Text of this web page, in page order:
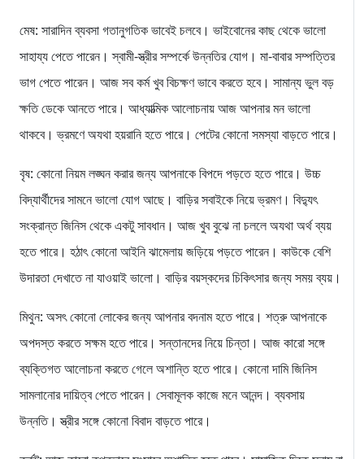
মেষ: সারাদিন ব্যবসা গতানুগতিক ভাবেই চলবে। ভাইবোনের কাছ থেকে ভালো
সাহায্য পেতে পারেন। স্বামী-স্ত্রীর সম্পর্কে উন্নতির যোগ। মা-বাবার সম্পত্তির
ভাগ পেতে পারেন। আজ সব কর্ম খুব বিচক্ষণ ভাবে করতে হবে। সামান্য ভুল বড়
ক্ষতি ডেকে আনতে পারে। আধ্যাত্মিক আলোচনায় আজ আপনার মন ভালো
থাকবে। ভ্রমণে অযথা হয়রানি হতে পারে। পেটের কোনো সমস্যা বাড়তে পারে।
বৃষ: কোনো নিয়ম লঙ্ঘন করার জন্য আপনাকে বিপদে পড়তে হতে পারে। উচ্চ
বিদ্যার্থীদের সামনে ভালো যোগ আছে। বাড়ির সবাইকে নিয়ে ভ্রমণ। বিদ্যুৎ
সংক্রান্ত জিনিস থেকে একটু সাবধান। আজ খুব বুঝে না চললে অযথা অর্থ ব্যয়
হতে পারে। হঠাৎ কোনো আইনি ঝামেলায় জড়িয়ে পড়তে পারেন। কাউকে বেশি
উদারতা দেখাতে না যাওয়াই ভালো। বাড়ির বয়স্কদের চিকিৎসার জন্য সময় ব্যয়।
মিথুন: অসৎ কোনো লোকের জন্য আপনার বদনাম হতে পারে। শত্রু আপনাকে
অপদস্ত করতে সক্ষম হতে পারে। সন্তানদের নিয়ে চিন্তা। আজ কারো সঙ্গে
ব্যক্তিগত আলোচনা করতে গেলে অশান্তি হতে পারে। কোনো দামি জিনিস
সামলানোর দায়িত্ব পেতে পারেন। সেবামূলক কাজে মনে আনন্দ। ব্যবসায়
উন্নতি। স্ত্রীর সঙ্গে কোনো বিবাদ বাড়তে পারে।